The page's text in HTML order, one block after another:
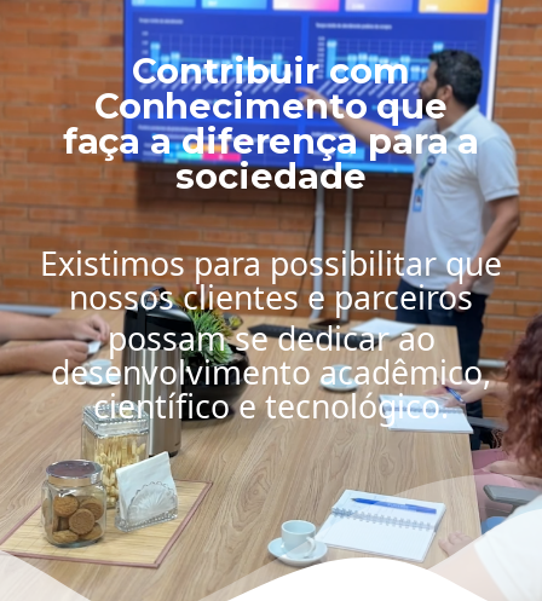
Contribuir com
Conhecimento que
faça a diferença para a
sociedade
Existimos para possibilitar que
nossos clientes e parceiros
possam se dedicar ao
desenvolvimento acadêmico,
científico e tecnológico.